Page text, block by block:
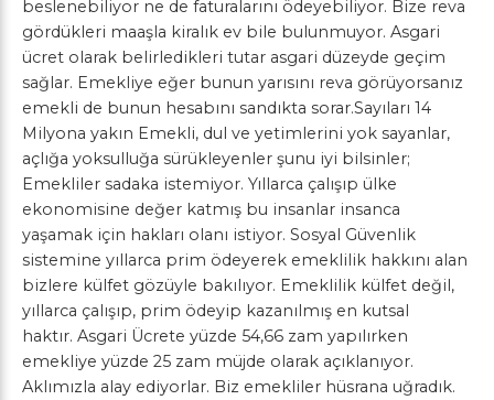
beslenebiliyor ne de faturalarını ödeyebiliyor. Bize reva
gördükleri maaşla kiralık ev bile bulunmuyor. Asgari
ücret olarak belirledikleri tutar asgari düzeyde geçim
sağlar. Emekliye eğer bunun yarısını reva görüyorsanız
emekli de bunun hesabını sandıkta sorar.Sayıları 14
Milyona yakın Emekli, dul ve yetimlerini yok sayanlar,
açlığa yoksulluğa sürükleyenler şunu iyi bilsinler;
Emekliler sadaka istemiyor. Yıllarca çalışıp ülke
ekonomisine değer katmış bu insanlar insanca
yaşamak için hakları olanı istiyor. Sosyal Güvenlik
sistemine yıllarca prim ödeyerek emeklilik hakkını alan
bizlere külfet gözüyle bakılıyor. Emeklilik külfet değil,
yıllarca çalışıp, prim ödeyip kazanılmış en kutsal
haktır. Asgari Ücrete yüzde 54,66 zam yapılırken
emekliye yüzde 25 zam müjde olarak açıklanıyor.
Aklımızla alay ediyorlar. Biz emekliler hüsrana uğradık.